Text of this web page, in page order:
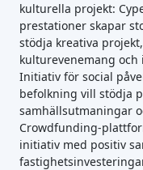
kulturella projekt:
prestationer skapar
stödja kreativa
kulturevenemang
Initiativ för social
befolkning vill stödja
samhällsutmaningar
Crowdfunding-
initiativ med positiv